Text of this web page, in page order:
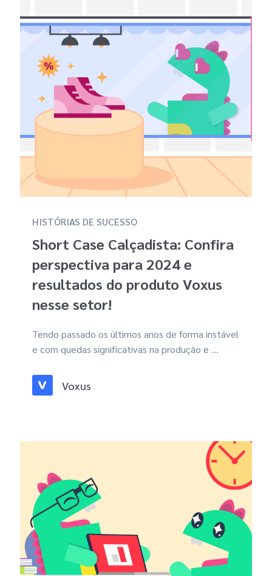
HISTÓRIAS DE SUCESSO
Short Case Calçadista: Confira
perspectiva para 2024 e
resultados do produto Voxus
nesse setor!
Tendo passado os últimos anos de forma instável
e com quedas significativas na produção e ...
Voxus